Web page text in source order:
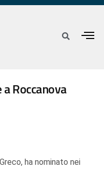
Roccanova
ha nominato nei